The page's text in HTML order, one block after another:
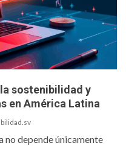
sostenibilidad y
en América Latina
no depende únicamente